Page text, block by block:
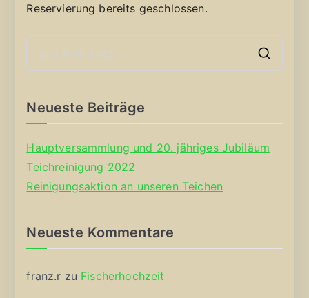
Reservierung bereits geschlossen.
Neueste Beiträge
Hauptversammlung und 20. jähriges Jubiläum
Teichreinigung 2022
Reinigungsaktion an unseren Teichen
Neueste Kommentare
franz.r zu Fischerhochzeit